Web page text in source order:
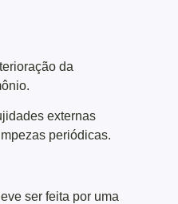
da
externas
periódicas.
ser feita por uma